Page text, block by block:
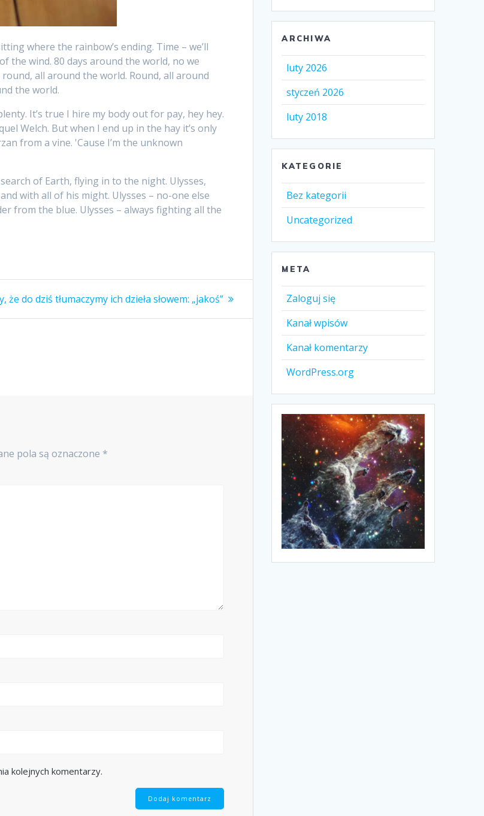
where the rainbow’s ending. Time – we’ll
the wind. 80 days around the world, no we
all around the world. Round, all around
the world.
It’s true I hire my body out for pay, hey hey.
Welch. But when I end up in the hay it’s only
from a vine. 'Cause I’m the unknown
of Earth, flying in to the night. Ulysses,
with all of his might. Ulysses – no-one else
from the blue. Ulysses – always fighting all the
do dziś tłumaczymy ich dzieła słowem: „jakoś”
pola są oznaczone *
kolejnych komentarzy.
ARCHIWA
luty 2026
styczeń 2026
luty 2018
KATEGORIE
Bez kategorii
Uncategorized
META
Zaloguj się
Kanał wpisów
Kanał komentarzy
WordPress.org